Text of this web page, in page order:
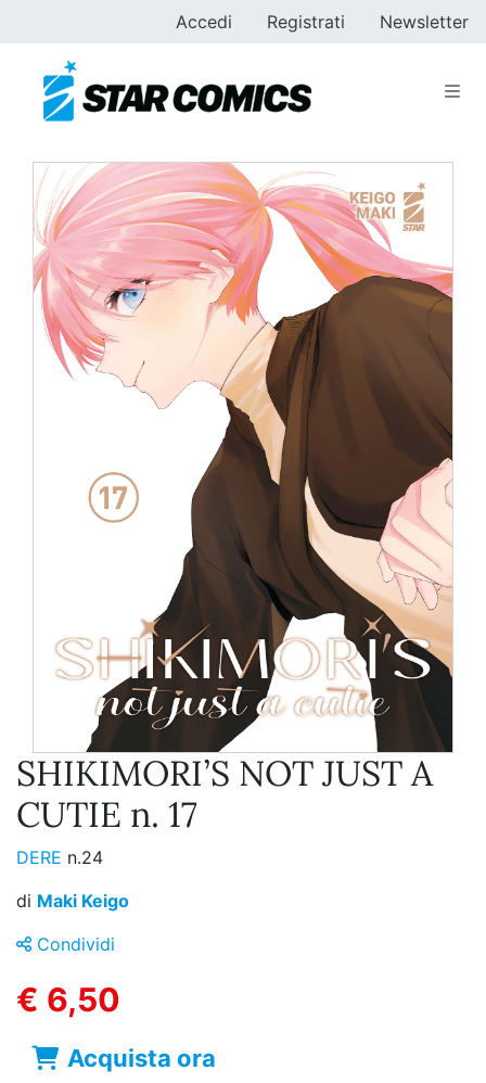
Accedi Registrati Newsletter
SHIKIMORI’S NOT JUST A
CUTIE n. 17
DERE n.24
di Maki Keigo
Condividi
€ 6,50
Acquista ora